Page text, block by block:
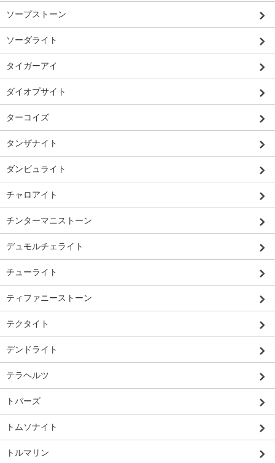
ソープストーン
ソーダライト
タイガーアイ
ダイオプサイト
ターコイズ
タンザナイト
ダンビュライト
チャロアイト
チンターマニストーン
デュモルチェライト
チューライト
ティファニーストーン
テクタイト
デンドライト
テラヘルツ
トパーズ
トムソナイト
トルマリン